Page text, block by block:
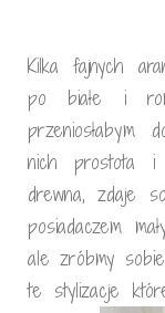
Kilka fajnych
po białe i
przeniosłabym
nich prostota i
drewna, zdaje
posiadaczem
ale zróbmy
te stylizacje